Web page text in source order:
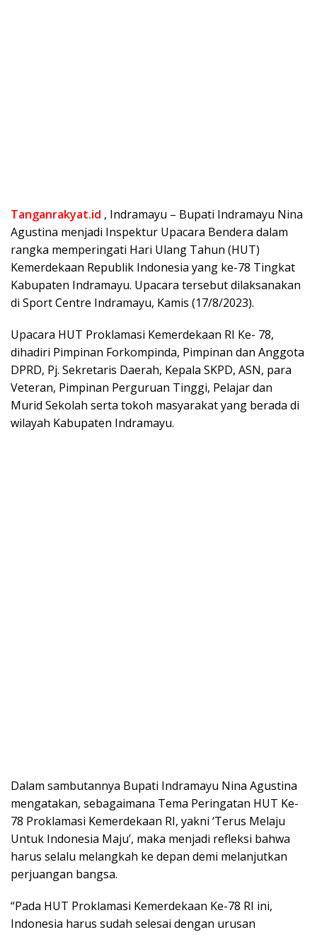
Tanganrakyat.id , Indramayu – Bupati Indramayu Nina
Agustina menjadi Inspektur Upacara Bendera dalam
rangka memperingati Hari Ulang Tahun (HUT)
Kemerdekaan Republik Indonesia yang ke-78 Tingkat
Kabupaten Indramayu. Upacara tersebut dilaksanakan
di Sport Centre Indramayu, Kamis (17/8/2023).
Upacara HUT Proklamasi Kemerdekaan RI Ke- 78,
dihadiri Pimpinan Forkompinda, Pimpinan dan Anggota
DPRD, Pj. Sekretaris Daerah, Kepala SKPD, ASN, para
Veteran, Pimpinan Perguruan Tinggi, Pelajar dan
Murid Sekolah serta tokoh masyarakat yang berada di
wilayah Kabupaten Indramayu.
Dalam sambutannya Bupati Indramayu Nina Agustina
mengatakan, sebagaimana Tema Peringatan HUT Ke-
78 Proklamasi Kemerdekaan RI, yakni ‘Terus Melaju
Untuk Indonesia Maju’, maka menjadi refleksi bahwa
harus selalu melangkah ke depan demi melanjutkan
perjuangan bangsa.
“Pada HUT Proklamasi Kemerdekaan Ke-78 RI ini,
Indonesia harus sudah selesai dengan urusan